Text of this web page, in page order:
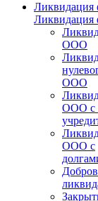
Ликвидация
Ликвидация
ООО
ООО
ООО с
ООО с